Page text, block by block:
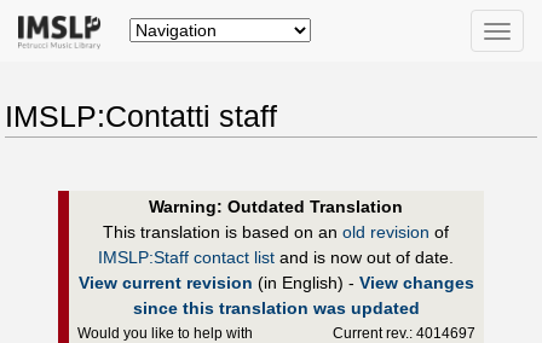
Toggle
IMSLP:Contatti staff
Warning: Outdated Translation
This translation is based on anold revision of
IMSLP:Staff contact list and is now out of date.
View current revision (in English) - View changes
since this translation was updated
Current rev.: 4014697
Would you like to help with